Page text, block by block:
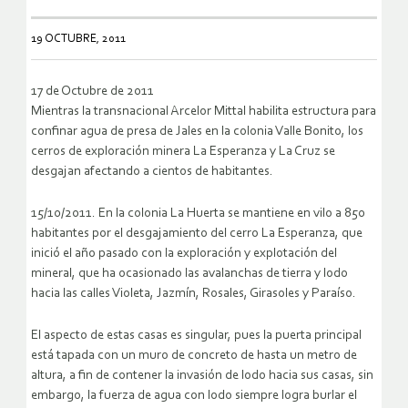
19 OCTUBRE, 2011
17 de Octubre de 2011
Mientras la transnacional Arcelor Mittal habilita estructura para
confinar agua de presa de Jales en la colonia Valle Bonito, los
cerros de exploración minera La Esperanza y La Cruz se
desgajan afectando a cientos de habitantes.
15/10/2011. En la colonia La Huerta se mantiene en vilo a 850
habitantes por el desgajamiento del cerro La Esperanza, que
inició el año pasado con la exploración y explotación del
mineral, que ha ocasionado las avalanchas de tierra y lodo
hacia las calles Violeta, Jazmín, Rosales, Girasoles y Paraíso.
El aspecto de estas casas es singular, pues la puerta principal
está tapada con un muro de concreto de hasta un metro de
altura, a fin de contener la invasión de lodo hacia sus casas, sin
embargo, la fuerza de agua con lodo siempre logra burlar el